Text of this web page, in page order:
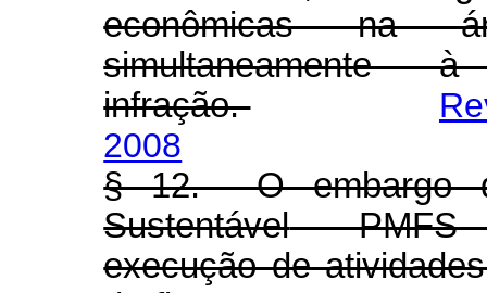
econômicas na
infração.
2008
§ 12. O embargo
Sustentável- PMFS
execução de